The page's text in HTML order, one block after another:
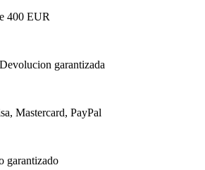
400 EUR
Devolucion garantizada
Mastercard, PayPal
garantizado